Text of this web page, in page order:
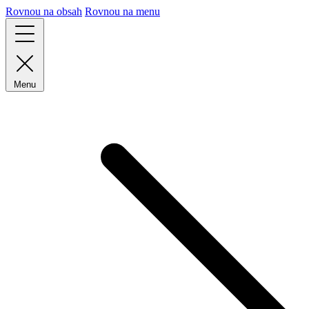
Rovnou na obsah Rovnou na menu
Menu